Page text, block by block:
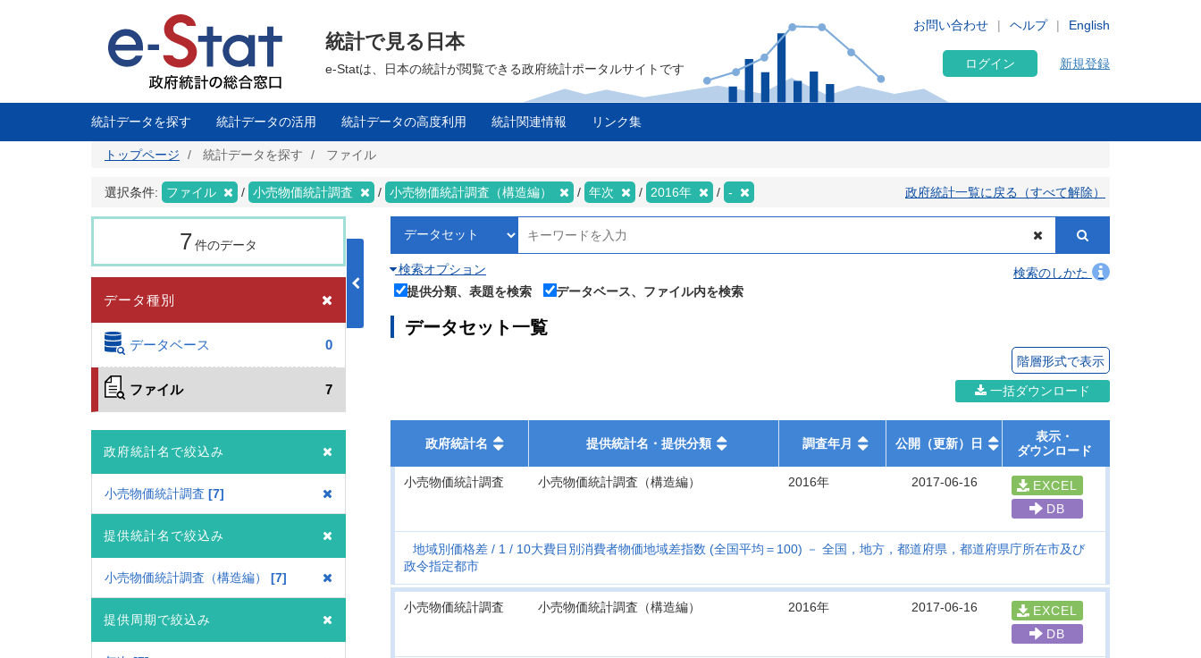
に
English
お問い合わせ ヘルプ
統計で見る日本
e-Statは、日本の統計が閲覧できる政府統計ポータルサイトです ログイン 新規登録
統計データを探す 統計データの活用 統計データの高度利用 統計関連情報 リンク集
トップページ 統計データを探す ファイル
選択条件: ファイル 小売物価統計調査 小売物価統計調査（構造編） 年次 2016年 - 政府統計一覧に戻る（すべて解除）
7件のデータ
データ種別
データベース 0
ファイル 7
政府統計名で絞込み
小売物価統計調査 7
提供統計名で絞込み
小売物価統計調査（構造編） 7
提供周期で絞込み
検索オプション
検索のしかた
提供分類、表題を検索
データベース、ファイル内を検索
データセット一覧
階層形式で表示
一括ダウンロード
政府統計名 提供統計名・提供分類 調査年月 公開（更新）日
表示・
ダウンロード
小売物価統計調査 小売物価統計調査（構造編） 2016年 2017-06-16
EXCEL
DB
地域別価格差 1
10大費目別消費者物価地域差指数 (全国平均＝100) － 全国，地方，都道府県，都道府県庁所在市及び
政令指定都市
小売物価統計調査 小売物価統計調査（構造編） 2016年 2017-06-16
EXCEL
DB